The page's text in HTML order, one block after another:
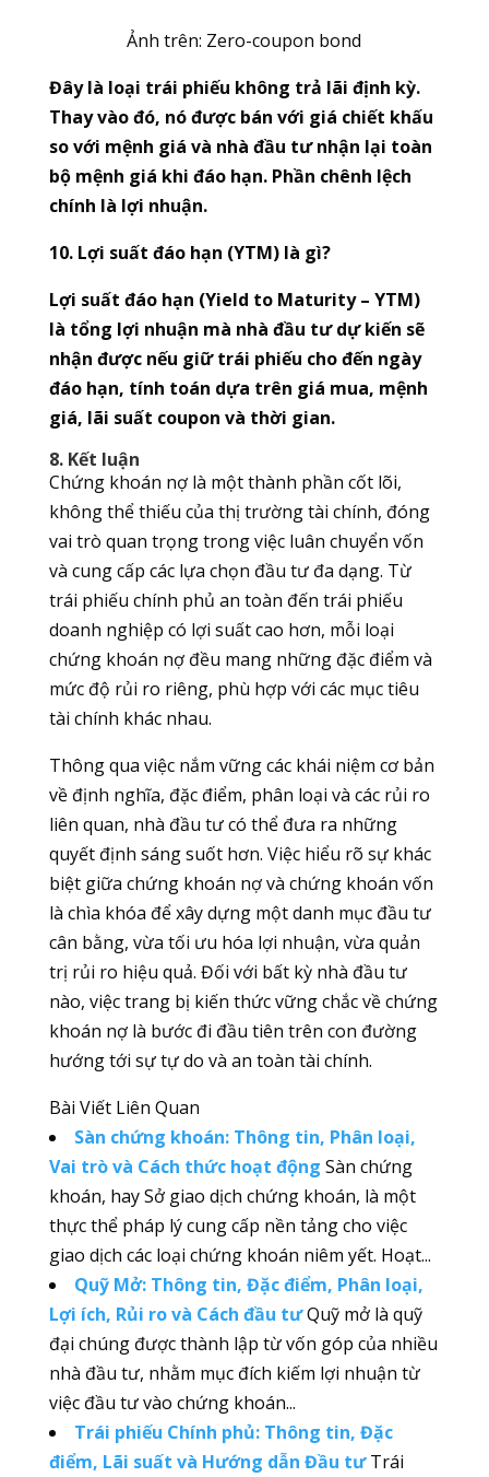
Ảnh trên: Zero-coupon bond
Đây là loại trái phiếu không trả lãi định kỳ.
Thay vào đó, nó được bán với giá chiết khấu
so với mệnh giá và nhà đầu tư nhận lại toàn
bộ mệnh giá khi đáo hạn. Phần chênh lệch
chính là lợi nhuận.
10. Lợi suất đáo hạn (YTM) là gì?
Lợi suất đáo hạn (Yield to Maturity – YTM)
là tổng lợi nhuận mà nhà đầu tư dự kiến sẽ
nhận được nếu giữ trái phiếu cho đến ngày
đáo hạn, tính toán dựa trên giá mua, mệnh
giá, lãi suất coupon và thời gian.
8. Kết luận
Chứng khoán nợ là một thành phần cốt lõi,
không thể thiếu của thị trường tài chính, đóng
vai trò quan trọng trong việc luân chuyển vốn
và cung cấp các lựa chọn đầu tư đa dạng. Từ
trái phiếu chính phủ an toàn đến trái phiếu
doanh nghiệp có lợi suất cao hơn, mỗi loại
chứng khoán nợ đều mang những đặc điểm và
mức độ rủi ro riêng, phù hợp với các mục tiêu
tài chính khác nhau.
Thông qua việc nắm vững các khái niệm cơ bản
về định nghĩa, đặc điểm, phân loại và các rủi ro
liên quan, nhà đầu tư có thể đưa ra những
quyết định sáng suốt hơn. Việc hiểu rõ sự khác
biệt giữa chứng khoán nợ và chứng khoán vốn
là chìa khóa để xây dựng một danh mục đầu tư
cân bằng, vừa tối ưu hóa lợi nhuận, vừa quản
trị rủi ro hiệu quả. Đối với bất kỳ nhà đầu tư
nào, việc trang bị kiến thức vững chắc về chứng
khoán nợ là bước đi đầu tiên trên con đường
hướng tới sự tự do và an toàn tài chính.
Bài Viết Liên Quan
Sàn chứng khoán: Thông tin, Phân loại,
Vai trò và Cách thức hoạt động Sàn chứng
khoán, hay Sở giao dịch chứng khoán, là một
thực thể pháp lý cung cấp nền tảng cho việc
giao dịch các loại chứng khoán niêm yết. Hoạt...
Quỹ Mở: Thông tin, Đặc điểm, Phân loại,
Lợi ích, Rủi ro và Cách đầu tưQuỹ mở là quỹ
đại chúng được thành lập từ vốn góp của nhiều
nhà đầu tư, nhằm mục đích kiếm lợi nhuận từ
việc đầu tư vào chứng khoán...
Trái phiếu Chính phủ: Thông tin, Đặc
điểm, Lãi suất và Hướng dẫn Đầu tư Trái